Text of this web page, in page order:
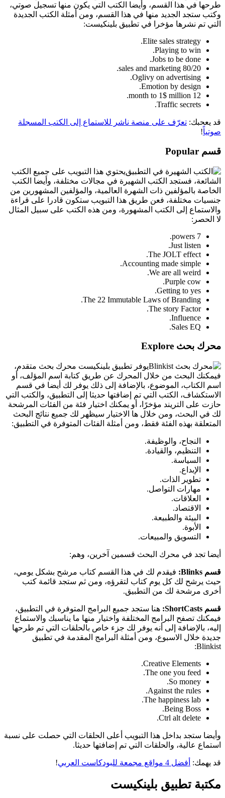
طرحها في هذا القسم، وأيضا الكتب التي يكون منها تسجيل صوتي،
وكتب ستجد الجديد منها في هذا القسم، ومن أمثلة الكتب الجديدة
التي تم نشرها مؤخرا في تطبيق بلينكيست:
Elite sales strategy.
Playing to win.
Jobs to be done.
80/20 sales and marketing.
Oglivy on advertising.
Emotion by design.
12 month to 1$ million.
Traffic secrets.
قد يعحبك: تعرّف على منصة ناشر للاستماع إلى الكتب المسجلة
صوتياً!
قسم Popular
يحتوي هذا التبويب على جميع الكتب
الشائعة، فستجد الكتب الشهيرة في مجالات مختلفة، وأيضا الكتب
الخاصة بالمؤلفين ذات الشهرة العالمية، والمؤلفين المشهورين من
جنسيات مختلفة، فعن طريق هذا التبويب ستكون قادرا على قراءة
والاستماع إلى الكتب المشهورة، ومن هذه الكتب على سبيل المثال
لا الحصر:
7 powers.
Just listen.
The JOLT effect.
Accounting made simple.
We are all weird.
Purple cow.
Getting to yes.
The 22 Immutable Laws of Branding.
The story Factor.
Influence.
Sales EQ.
محرك بحث Explore
يوفر تطبيق بلينكيست محرك بحث متقدم،
فيمكنك البحث من خلال المحرك عن طريق كتابة اسم المؤلف، أو
اسم الكتاب، الموضوع، بالإضافة إلى ذلك يوفر لك أيضا في قسم
الاستكشاف، الكتب التي تم إضافتها حديثا إلى التطبيق، والكتب التي
حازت على التريند مؤخرًا، أو يمكنك اختيار فئة من الفئات المرشحة
لك في البحث، ومن خلال ها الاختيار سيظهر لك جميع نتائج البحث
المتعلقة بهذه الفئة فقط، ومن أمثلة الفئات المتوفرة في التطبيق:
النجاح، والوظيفة.
التنظيم، والقيادة.
السياسة.
الإبداع.
تطوير الذات.
مهارات التواصل.
العلاقات.
الاقتصاد.
البيئة والطبيعة.
الأبوة.
التسويق والمبيعات.
أيضا تجد في محرك البحث قسمين آخرين، وهم:
قسم Blinks:
فيقدم لك في هذا القسم كتاب مرشح بشكل يومي،
حيث يرشح لك كل يوم كتاب لتقرؤه، ومن ثم ستجد قائمة كتب
أخرى مرشحة لك من التطبيق.
قسم ShortCasts:
هنا ستجد جميع البرامج المتوفرة في التطبيق،
فيمكنك تصفح البرامج المختلفة واختيار منها ما يناسبك والاستماع
إليه، بالإضافة إلى أنه يوفر لك جزء خاص بالحلقات التي تم طرحها
جديدة خلال الاسبوع، ومن أمثلة البرامج المقدمة في تطبيق
Blinkist:
Creative Elements.
The one you feed.
So money.
Against the rules.
The happiness lab.
Being Boss.
Ctrl alt delete.
وأيضا ستجد بداخل هذا التبويب أعلى الحلقات التي حصلت على نسبة
استماع عالية، والحلقات التي تم إضافتها حديثا.
قد يهمك: أفضل 4 مواقع مجمعة للبودكاست العربي !
مكتبة تطبيق بلينكيست